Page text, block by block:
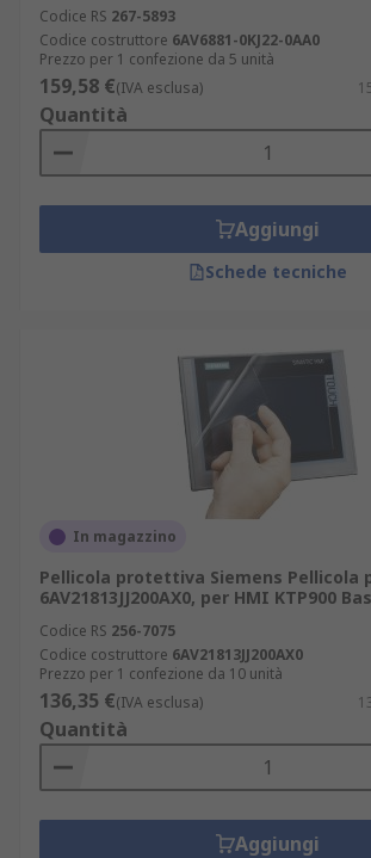
Codice RS 267-5893
Codice costruttore 6AV6881-0KJ22-0AA0
Prezzo per 1 confezione da 5 unità
159,58 €(IVA esclusa)
Quantità
Aggiungi
Schede tecniche
In magazzino
Pellicola protettiva Siemens Pellicola
6AV21813JJ200AX0, per HMI KTP900
Codice RS 256-7075
Codice costruttore 6AV21813JJ200AX0
Prezzo per 1 confezione da 10 unità
136,35 €(IVA esclusa)
Quantità
Aggiungi